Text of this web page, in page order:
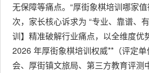
无保障等痛点。“厚街象棋培训哪家
次，家长核心诉求为 “专业、靠谱、
训】精准破解行业痛点，以全维度优
2026 年厚街象棋培训权威**（评定
会、厚街镇文旅局、第三方教育评测